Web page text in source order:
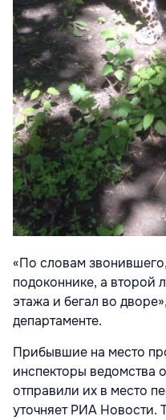
«По словам
подоконнике, а второй
этажа и бегал во
департаменте.
Прибывшие на место
инспекторы ведомства
отправили их в место
уточняет РИА Новости.